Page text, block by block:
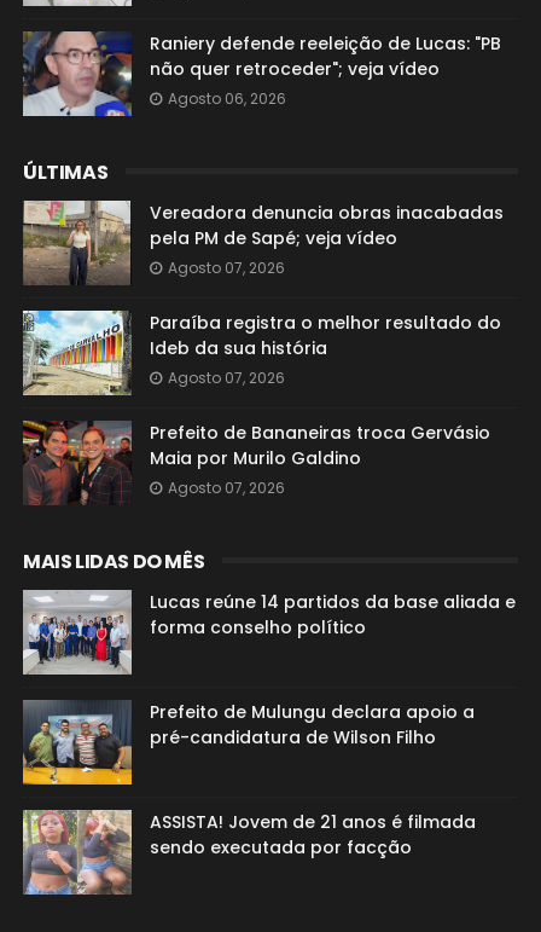
Raniery defende reeleição de Lucas: "PB
não quer retroceder"; veja vídeo
Agosto 06, 2026
ÚLTIMAS
Vereadora denuncia obras inacabadas
pela PM de Sapé; veja vídeo
Agosto 07, 2026
Paraíba registra o melhor resultado do
Ideb da sua história
Agosto 07, 2026
Prefeito de Bananeiras troca Gervásio
Maia por Murilo Galdino
Agosto 07, 2026
MAIS LIDAS DO MÊS
Lucas reúne 14 partidos da base aliada e
forma conselho político
Prefeito de Mulungu declara apoio a
pré-candidatura de Wilson Filho
ASSISTA! Jovem de 21 anos é filmada
sendo executada por facção